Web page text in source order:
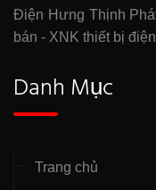
Điện Hưng Thịnh
bán - XNK thiết bị
Danh Mục
Trang chủ